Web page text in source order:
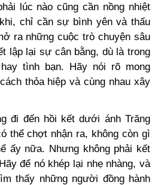
lúc nào cũng cần nồng nhiệt
chỉ cần sự bình yên và thấu
ra những cuộc trò chuyện sâu
lập lại sự cân bằng, dù là trong
tình bạn. Hãy nói rõ mong
thỏa hiệp và cùng nhau xây
đi đến hồi kết dưới ánh Trăng
thể chợt nhận ra, không còn gì
ấy nữa. Nhưng không phải kết
để nó khép lại nhẹ nhàng, và
thấy những người đồng hành